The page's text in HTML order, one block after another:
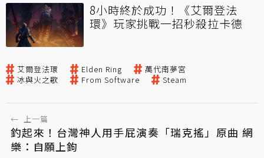
8小時終於成功！《艾爾登法
環》玩家挑戰一招秒殺拉卡德
艾爾登法環 Elden Ring
萬代南夢宮
冰與火之歌
From Software Steam
← 上一篇
釣起來！台灣神人用手屁演奏「瑞克搖」原曲 網
樂：自願上鉤